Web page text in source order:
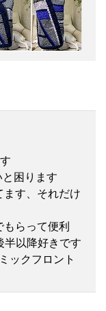
困ります
す、それだけ
もらって便利
以降好きです
ックフロント